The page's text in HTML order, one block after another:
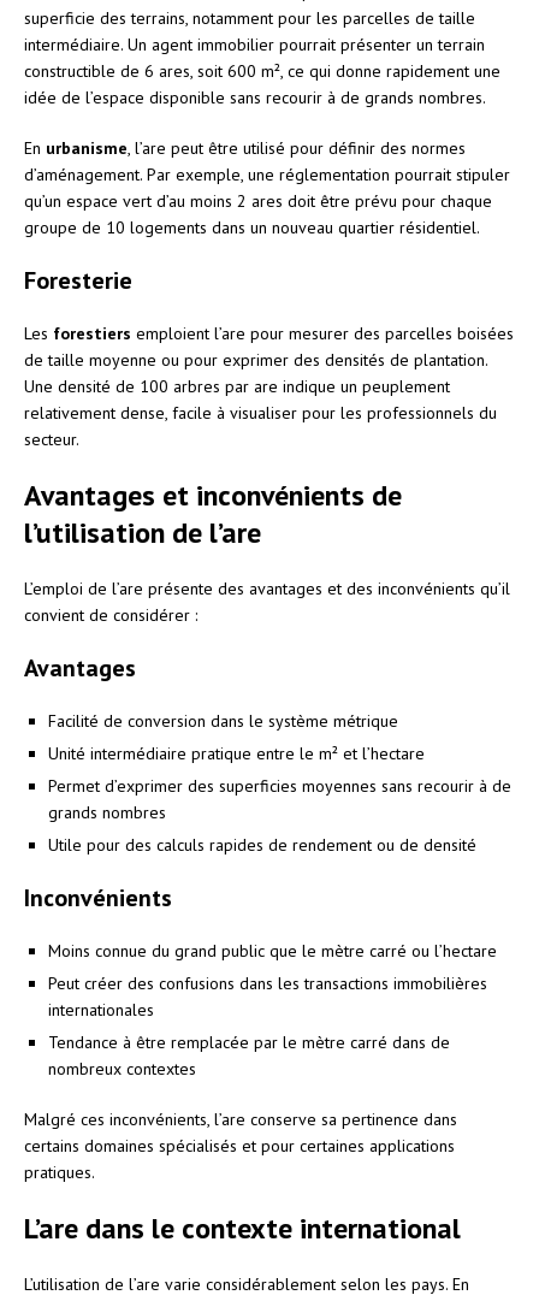
superficie des terrains, notamment pour les parcelles de taille
intermédiaire. Un agent immobilier pourrait présenter un terrain
constructible de 6 ares, soit 600 m², ce qui donne rapidement une
idée de l’espace disponible sans recourir à de grands nombres.
En urbanisme , l’are peut être utilisé pour définir des normes
d’aménagement. Par exemple, une réglementation pourrait stipuler
qu’un espace vert d’au moins 2 ares doit être prévu pour chaque
groupe de 10 logements dans un nouveau quartier résidentiel.
Foresterie
Les forestiers emploient l’are pour mesurer des parcelles boisées
de taille moyenne ou pour exprimer des densités de plantation.
Une densité de 100 arbres par are indique un peuplement
relativement dense, facile à visualiser pour les professionnels du
secteur.
Avantages et inconvénients de
l’utilisation de l’are
L’emploi de l’are présente des avantages et des inconvénients qu’il
convient de considérer :
Avantages
Facilité de conversion dans le système métrique
Unité intermédiaire pratique entre le m² et l’hectare
Permet d’exprimer des superficies moyennes sans recourir à de
grands nombres
Utile pour des calculs rapides de rendement ou de densité
Inconvénients
Moins connue du grand public que le mètre carré ou l’hectare
Peut créer des confusions dans les transactions immobilières
internationales
Tendance à être remplacée par le mètre carré dans de
nombreux contextes
Malgré ces inconvénients, l’are conserve sa pertinence dans
certains domaines spécialisés et pour certaines applications
pratiques.
L’are dans le contexte international
L’utilisation de l’are varie considérablement selon les pays. En